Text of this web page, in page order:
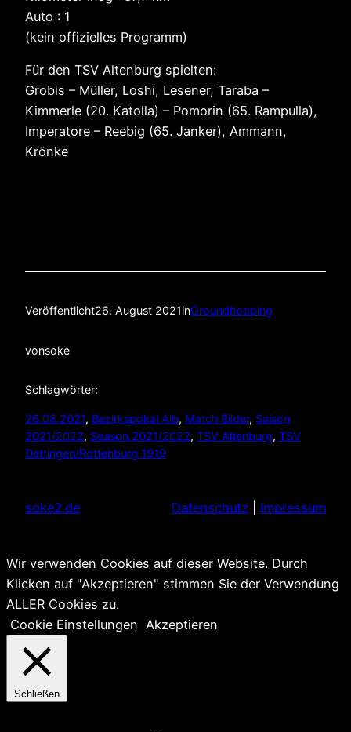
Auto : 1
(kein offizielles Programm)
Für den TSV Altenburg spielten:
Grobis – Müller, Loshi, Lesener, Taraba –
Kimmerle (20. Katolla) – Pomorin (65. Rampulla),
Imperatore – Reebig (65. Janker), Ammann,
Krönke
Veröffentlicht26. August 2021inGroundhopping
vonsoke
Schlagwörter:
26.08.2021, Bezirkspokal Alb, Match Bilder, Saison
2021/2022, Season 2021/2022, TSV Altenburg, TSV
Dettingen/Rottenburg 1919
soke2.de Datenschutz Impressum
Wir verwenden Cookies auf dieser Website. Durch
Klicken auf "Akzeptieren" stimmen Sie der Verwendung
ALLER Cookies zu.
Cookie Einstellungen Akzeptieren
Schließen